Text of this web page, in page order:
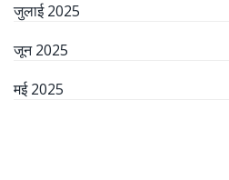
जुलाई 2025
जून 2025
मई 2025